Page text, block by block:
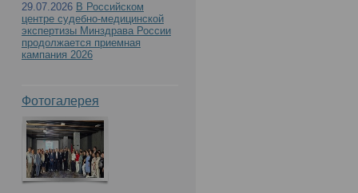
29.07.2026 В Российском
центре судебно-медицинской
экспертизы Минздрава России
продолжается приемная
кампания 2026
Фотогалерея